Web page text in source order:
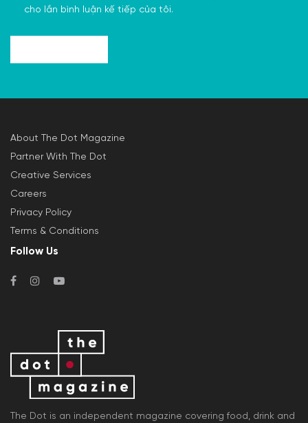
cho lần bình luận kế tiếp của tôi.
About The Dot Magazine
Partner With The Dot
Creative Services
Careers
Privacy Policy
Terms & Conditions
Follow Us
The Dot is an independent magazine covering food, drink and